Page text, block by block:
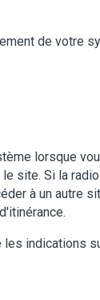
de votre
lorsque
site. Si la
à un autre
les indications